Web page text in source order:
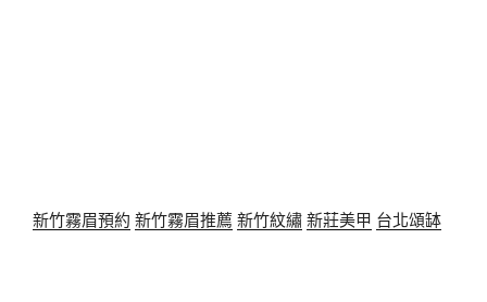
新竹霧眉預約 新竹霧眉推薦 新竹紋繡新莊美甲 台北頌缽